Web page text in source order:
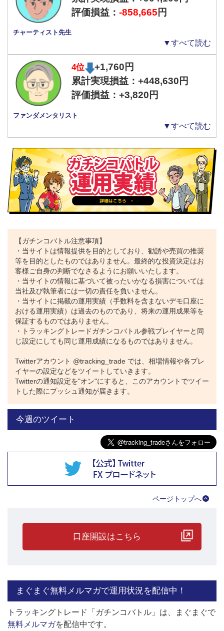
— トラッキングトレードガチンコバトル
(@tracking_trade)
2位は、ほったらかし運用の怠け者の楽々投資さんです。
バトル開始から現在まで、一度も停止をせず、名に恥じぬ「ほった
らかし運用」を続けています。
また、3位のトラトレめがねさんは、今回のバトルでは怠け者の
楽々投資さんのマネ運用をしており、運用成績もほぼ同じ状況とな
っています。
【負け犬から勝ち組へと転身できた、マネ運用の手法！】
4位はファンダメンタリストさんです。
7/3にドル円の買い設定で運用を開始後、7/13に運用停止、残った
買い30ポジションはそのまま保有しました。
その後、ドル円が上昇する過程で段階的にすべてのポジションを決
8/1から再びドル円買い設定で運用を再開し、8/18に運用を停止。
現在は、停止後に残った買い7ポジションを保有しています。
順位こそ4位ですが、累計実現損益に評価損を加味した時価の利益
は45万円を超えており、実質トップとなっています。
評価損益： -858,665 円
チャーティスト先生
▼すべて読む
4位
+1,760円
累計実現損益：+448,630円
評価損益： +3,820 円
ファンダメンタリスト
▼すべて読む
【ガチンコバトル注意事項】
・当サイトは情報提供を目的としており、勧誘や売買の推奨
等を目的としたものではありません。最終的な投資決定はお
客様ご自身の判断でなさるようにお願いいたします。
・当サイトの情報に基づいて被ったいかなる損害については
当社及び執筆者には一切の責任を負いません。
・当サイトに掲載の運用実績（手数料を含まないデモ口座に
おける運用実績）は過去のものであり、将来の運用成果等を
保証するものではありません。
・トラッキングトレードガチンコバトル参戦プレイヤーと同
じ設定にしても同じ運用成績になるものではありません。
Twitterアカウント @tracking_trade では、相場情報や各プレ
イヤーの設定などをツイートしていきます。
Twitterの通知設定を"オン"にすると、このアカウントでツイー
トした際にプッシュ通知が届きます。
今週のツイート
ページトップへ
口座開設はこちら
まぐまぐ無料メルマガで運用状況を配信中！
トラッキングトレード「ガチンコバトル」は、まぐまぐで
無料メルマガを配信中です。